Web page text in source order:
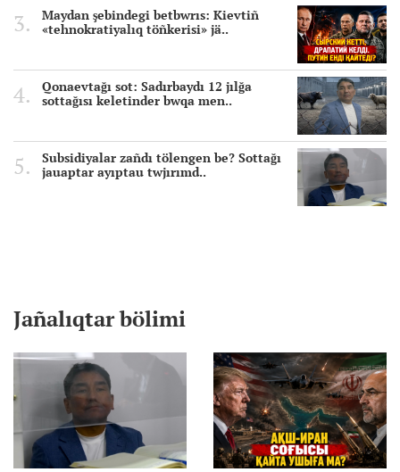
Maydan şebindegi betbwrıs: Kievtiñ
«tehnokratiyalıq töñkerisi» jä..
Qonaevtağı sot: Sadırbaydı 12 jılğa
sottağısı keletinder bwqa men..
Subsidiyalar zañdı tölengen be? Sottağı
jauaptar ayıptau twjırımd..
Jañalıqtar bölimi